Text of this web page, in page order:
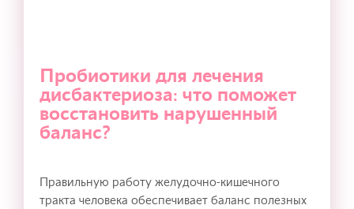
Пробиотики для лечения
дисбактериоза: что поможет
восстановить нарушенный
баланс?
Правильную работу желудочно-кишечного
тракта человека обеспечивает баланс полезных